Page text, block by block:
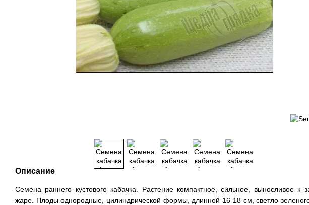
Описание
Семена раннего кустового кабачка. Растение компактное, сильное, выносливое к
жаре. Плоды однородные, цилиндрической формы, длинной 16-18 см, светло-зеленого